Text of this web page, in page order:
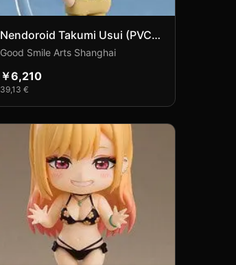
Nendoroid Takumi Usui (PVC
Figure)
Good Smile Arts Shanghai
￥6,210
39,13 €